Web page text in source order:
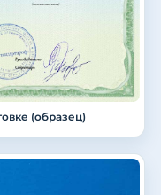
(образец)